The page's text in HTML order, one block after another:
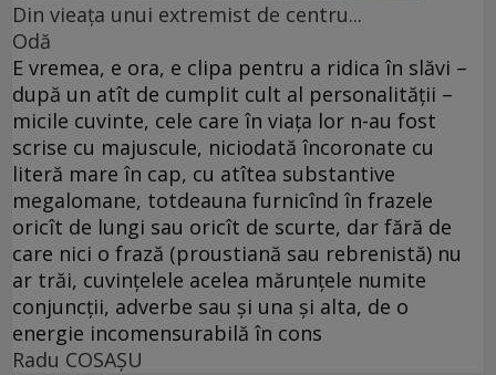
Din vieaţa unui extremist de centru...
Odă
E vremea, e ora, e clipa pentru a ridica în slăvi –
după un atît de cumplit cult al personalităţii –
micile cuvinte, cele care în viaţa lor n-au fost
scrise cu majuscule, niciodată încoronate cu
literă mare în cap, cu atîtea substantive
megalomane, totdeauna furnicînd în frazele
oricît de lungi sau oricît de scurte, dar fără de
care nici o frază (proustiană sau rebrenistă) nu
ar trăi, cuvinţelele acelea mărunţele numite
conjuncţii, adverbe sau şi una şi alta, de o
energie incomensurabilă în cons
Radu COSAŞU